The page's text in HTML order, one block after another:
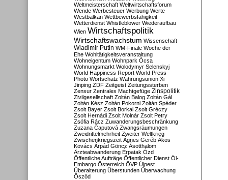
Weltmeisterschaft Weltwirtschaftsforum
Wende Werbesteuer Werbung Werte
Westbalkan Wettbewerbsfähigkeit
Wetterdienst Whistleblower Wiederaufbau
Wien Wirtschaftspolitik
Wirtschaftswachstum Wissenschaft
Wladimir Putin WM-Finale Woche der
Ehe Wohltätigkeitsveranstaltung
Wohneigentum Wohnpark Ócsa
Wohnungsmarkt Wolodymyr Selenskyj
World Happiness Report World Press
Photo Wortschatz Währungsunion Xi
Jinping ZDF Zeitgeist Zeitungssterben
Zensur Zentrales Machtgefüge Zinspolitik
Zivilgesellschaft Zoltán Balog Zoltán Gál
Zoltán Kész Zoltán Pokorni Zoltán Spéder
Zsolt Bayer Zsolt Borkai Zsolt Gréczy
Zsolt Hernádi Zsolt Molnár Zsolt Petry
Zsófia Rácz Zuwanderungsbeschränkung
Zuzana Čaputová Zwangsräumungen
Zweidrittelmehrheit Zweiter Weltkrieg
Zwischenkriegszeit Ágnes Geréb Ákos
Kovács Árpád Göncz Ásotthalom
Ärzteabwanderung Érpatak Ózd
Öffentliche Aufträge Öffentlicher Dienst Öl-
Embargo Österreich ÖVP Újpest
Überalterung Überstunden Überwachung
Őszöd